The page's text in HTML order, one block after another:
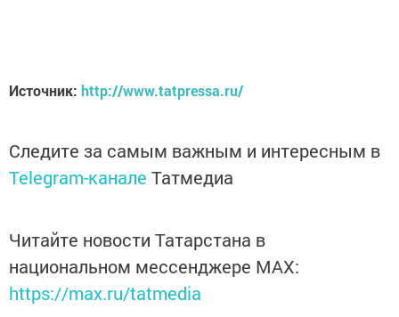
Источник: http://www.tatpressa.ru/
Следите за самым важным и интересным в
Telegram-канале Татмедиа
Читайте новости Татарстана в
национальном мессенджере MАХ:
https://max.ru/tatmedia